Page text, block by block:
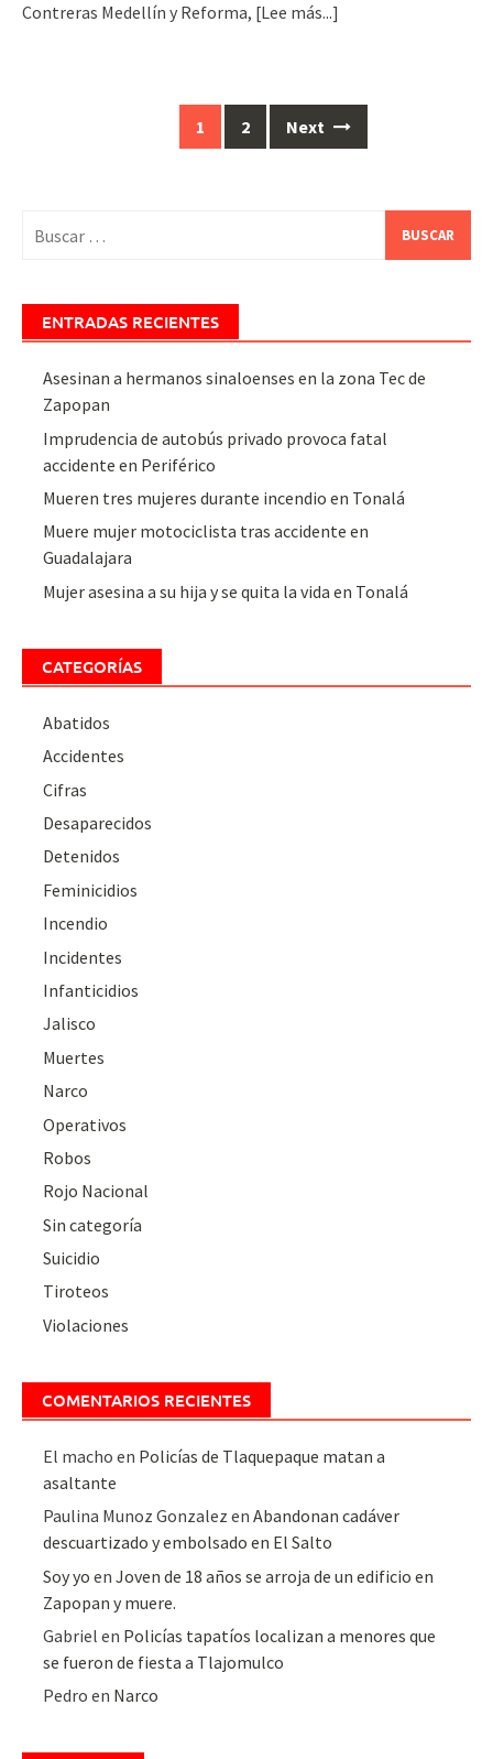
Contreras Medellín y Reforma, [Lee más...]
1 2 Next
ENTRADAS RECIENTES
Asesinan a hermanos sinaloenses en la zona Tec de
Zapopan
Imprudencia de autobús privado provoca fatal
accidente en Periférico
Mueren tres mujeres durante incendio en Tonalá
Muere mujer motociclista tras accidente en
Guadalajara
Mujer asesina a su hija y se quita la vida en Tonalá
CATEGORÍAS
Abatidos
Accidentes
Cifras
Desaparecidos
Detenidos
Feminicidios
Incendio
Incidentes
Infanticidios
Jalisco
Muertes
Narco
Operativos
Robos
Rojo Nacional
Sin categoría
Suicidio
Tiroteos
Violaciones
COMENTARIOS RECIENTES
El macho en Policías de Tlaquepaque matan a
asaltante
Paulina Munoz Gonzalez enAbandonan cadáver
descuartizado y embolsado en El Salto
Soy yo enJoven de 18 años se arroja de un edificio en
Zapopan y muere.
Gabriel en Policías tapatíos localizan a menores que
se fueron de fiesta a Tlajomulco
Pedro en Narco